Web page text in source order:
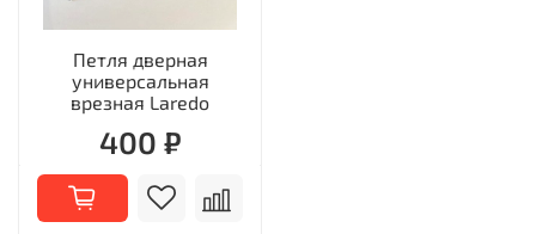
Петля дверная
универсальная
врезная Laredo
400 ₽